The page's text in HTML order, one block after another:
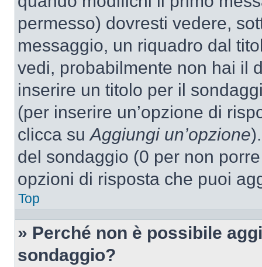
permesso) dovresti vedere,
messaggio, un riquadro dal
vedi, probabilmente non hai il
inserire un titolo per il
(per inserire un’opzione di
clicca suAggiungi un’opzione
del sondaggio (0 per non
opzioni di risposta che puoi
Top
» Perché non è possibile
sondaggio?